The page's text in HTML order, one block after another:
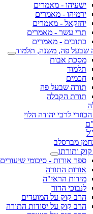
ישעיהו - מאמרים
ירמיהו - מאמרים
יחזקאל - מאמרים
תרי עשר - מאמרים
כתובים - מאמרים
שבעל פה, משנה, תלמוד
מסכת אבות
תלמוד
חכמים
תורה שבעל פה
תורת הקבלה
לרבי יהודה הלוי
מברסלב
ותורתו
ספר אורות - סיכומי שיעורים
אורות התורה
מידות הראי"ה
לנבוכי הדור
הרב קוק על המועדים
הרב קוק על יסודות התורה